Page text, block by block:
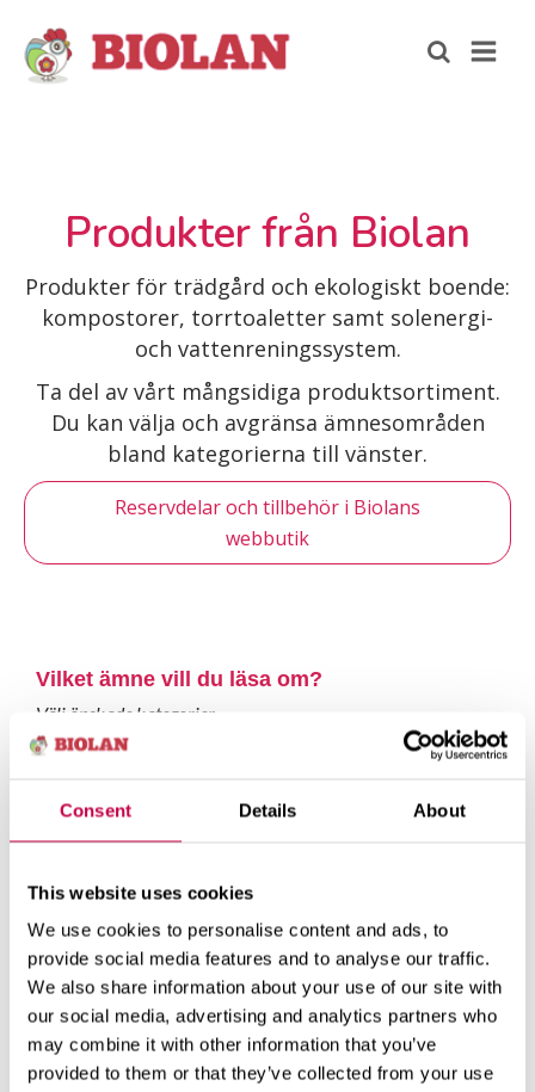
Consent Details About
This website uses cookies
We use cookies to personalise content and ads, to
provide social media features and to analyse our traffic.
We also share information about your use of our site with
our social media, advertising and analytics partners who
may combine it with other information that you’ve
provided to them or that they’ve collected from your use
Produkter från Biolan
Produkter för trädgård och ekologiskt boende:
kompostorer, torrtoaletter samt solenergi-
och vattenreningssystem.
Ta del av vårt mångsidiga produktsortiment.
Du kan välja och avgränsa ämnesområden
bland kategorierna till vänster.
Reservdelar och tillbehör i Biolans
webbutik
Vilket ämne vill du läsa om?
Välj önskade kategorier.
Balkongprodukter
Komposter